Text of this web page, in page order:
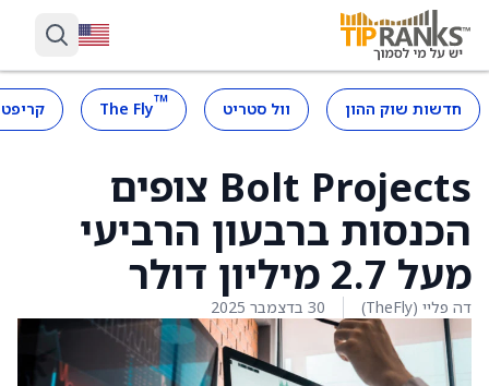
חדשות שוק ההון וול סטריט ™
The Fly
Bolt Projects צופים
הכנסות ברבעון הרביעי
מעל 2.7 מיליון דולר
דה פליי (TheFly) 30 בדצמבר 2025